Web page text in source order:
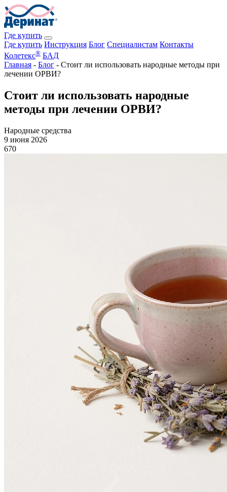
Где купить
Где купить Инструкция Блог Специалистам Контакты
Колетекс® БАД
Главная - Блог - Стоит ли использовать народные методы при
лечении ОРВИ?
Стоит ли использовать народные
методы при лечении ОРВИ?
Народные средства
9 июня 2026
670